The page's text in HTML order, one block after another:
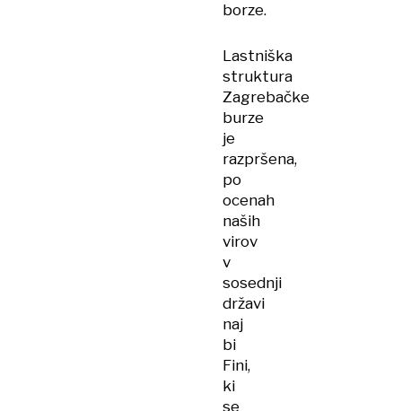
borze.
Lastniška
struktura
Zagrebačke
burze
je
razpršena,
po
ocenah
naših
virov
v
sosednji
državi
naj
bi
Fini,
ki
se